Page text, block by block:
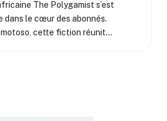
The Polygamist s’est
dans le cœur des abonnés.
cette fiction réunit…